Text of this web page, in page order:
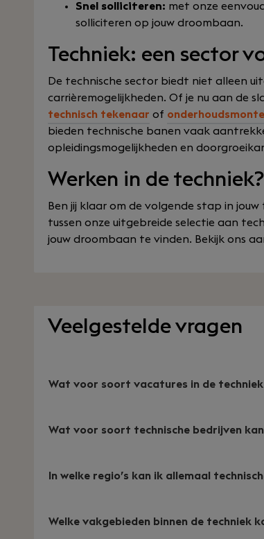
Snel solliciteren: met onze
solliciteren op jouw droombaan.
Techniek: een sector
De technische sector biedt niet alleen
carrièremogelijkheden. Of je nu aan de
technisch tekenaar of
bieden technische banen vaak
opleidingsmogelijkheden en
Werken in de
Ben jij klaar om de volgende stap in
tussen onze uitgebreide selectie aan
jouw droombaan te vinden. Bekijk ons
Veelgestelde vragen
Wat voor soort vacatures in de techniek
Wat voor soort technische bedrijven
In welke regio’s kan ik allemaal
Welke vakgebieden binnen de techniek